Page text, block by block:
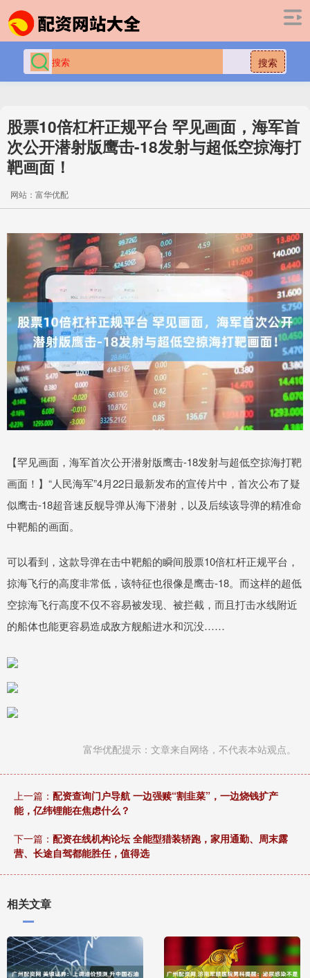
搜索
股票10倍杠杆正规平台 罕见画面，海军首
次公开潜射版鹰击-18发射与超低空掠海打
靶画面！
网站：富华优配
【罕见画面，海军首次公开潜射版鹰击-18发射与超低空掠海打靶
画面！】“人民海军”4月22日最新发布的宣传片中，首次公布了疑
似鹰击-18超音速反舰导弹从海下潜射，以及后续该导弹的精准命
中靶船的画面。
可以看到，这款导弹在击中靶船的瞬间股票10倍杠杆正规平台，
掠海飞行的高度非常低，该特征也很像是鹰击-18。而这样的超低
空掠海飞行高度不仅不容易被发现、被拦截，而且打击水线附近
的船体也能更容易造成敌方舰船进水和沉没……
富华优配提示：文章来自网络，不代表本站观点。
上一篇： 配资查询门户导航 一边强赎“割韭菜”，一边烧钱扩产
能，亿纬锂能在焦虑什么？
下一篇： 配资在线机构论坛 全能型猎装轿跑，家用通勤、周末露
营、长途自驾都能胜任，值得选
相关文章